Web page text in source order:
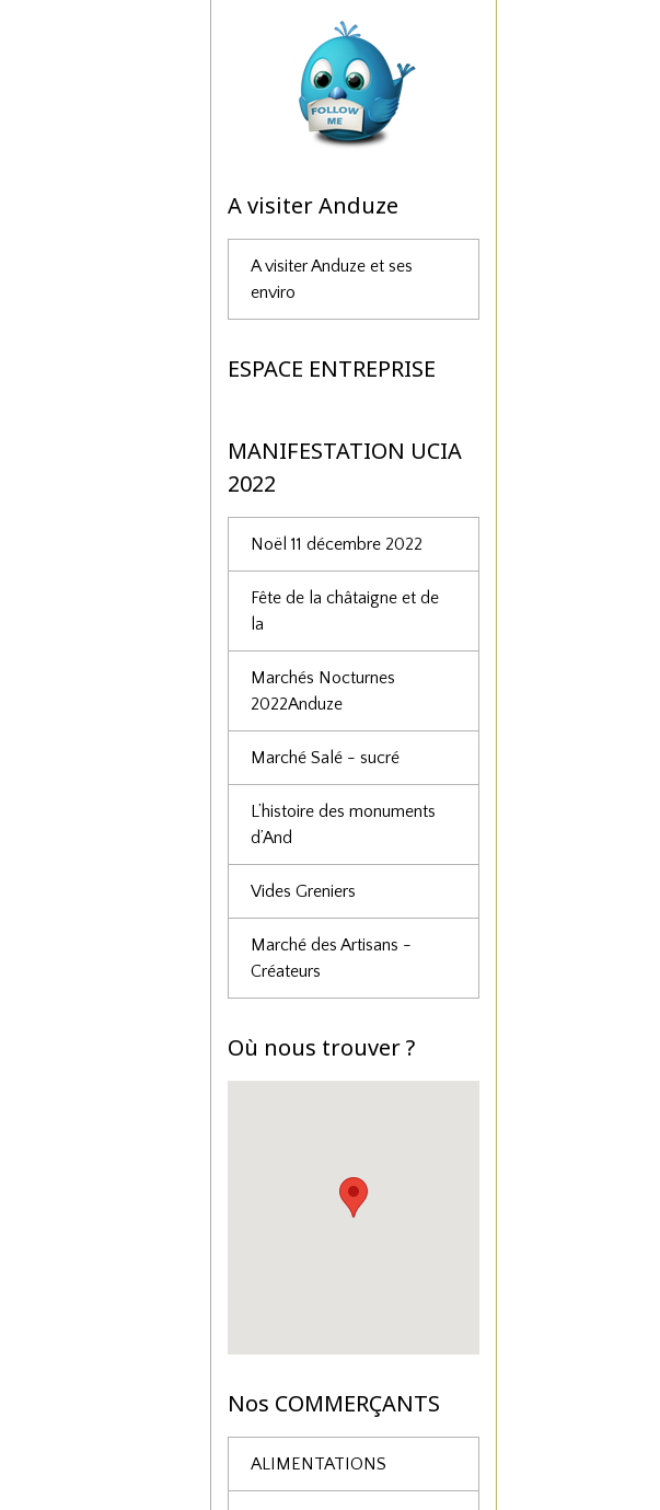
A visiter Anduze
A visiter Anduze et ses
enviro
ESPACE ENTREPRISE
MANIFESTATION UCIA
2022
Noël 11 décembre 2022
Fête de la châtaigne et de
la
Marchés Nocturnes
2022Anduze
Marché Salé - sucré
L’histoire des monuments
d’And
Vides Greniers
Marché des Artisans -
Créateurs
Où nous trouver ?
Nos COMMERÇANTS
ALIMENTATIONS